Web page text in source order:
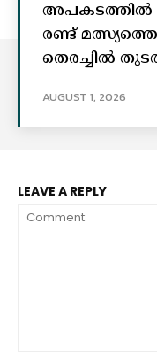
അപകടത്തിൽ
രണ്ട്
തെരച്ചിൽ
AUGUST 1, 2026
LEAVE A REPLY